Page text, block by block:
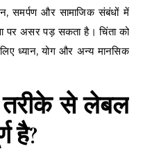
समर्पण और सामाजिक संबंधों में
पर असर पड़ सकता है। चिंता को
ध्यान, योग और अन्य मानसिक
से लेबल
है?